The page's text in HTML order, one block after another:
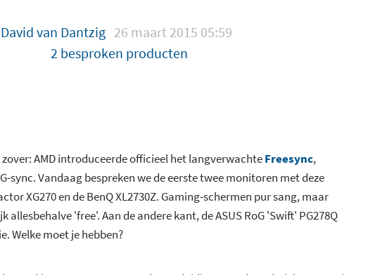
David van Dantzig 26 maart 2015 05:59
2 besproken producten
AMD introduceerde officieel het langverwachteFreesync,
sync. Vandaag bespreken we de eerste twee monitoren met deze
XG270 en de BenQ XL2730Z. Gaming-schermen pur sang, maar
allesbehalve 'free'. Aan de andere kant, de ASUS RoG 'Swift' PG278Q
Welke moet je hebben?